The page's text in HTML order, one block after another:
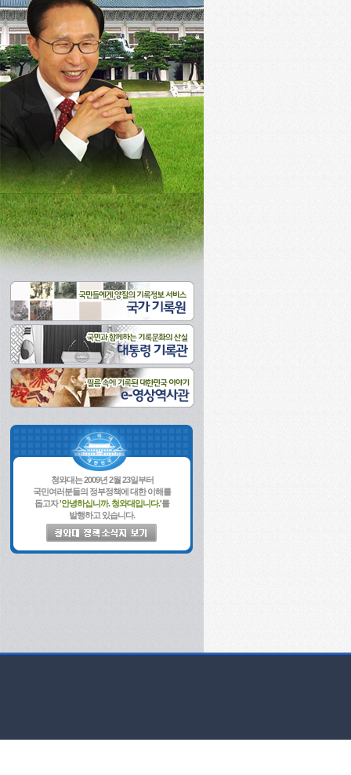
청와대는 2009년 2월 23일부터
국민여러분들의 정부정책에 대한 이해를
돕고자'안녕하십니까. 청와대입니다.'를
발행하고 있습니다.